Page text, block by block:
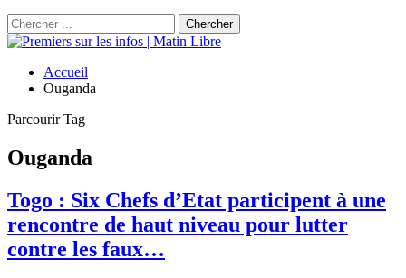
Accueil
Ouganda
Parcourir Tag
Ouganda
Togo : Six Chefs d’Etat participent à une
rencontre de haut niveau pour lutter
contre les faux…